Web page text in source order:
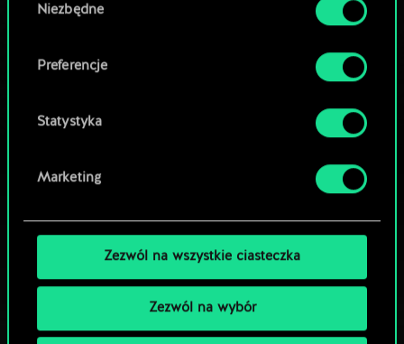
używanie plików cookie.
zgody
Niezbędne
Preferencje
Statystyka
Marketing
Zezwól na wszystkie ciasteczka
Zezwól na wybór